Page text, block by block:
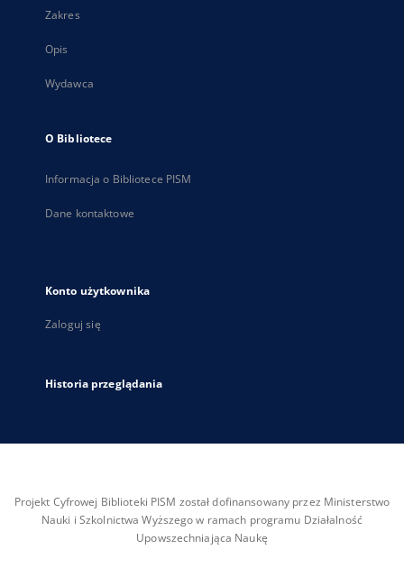
Zakres
Opis
Wydawca
O Bibliotece
Informacja o Bibliotece PISM
Dane kontaktowe
Konto użytkownika
Zaloguj się
Historia przeglądania
Projekt Cyfrowej Biblioteki PISM został dofinansowany przez Ministerstwo
Nauki i Szkolnictwa Wyższego w ramach programu Działalność
Upowszechniająca Naukę